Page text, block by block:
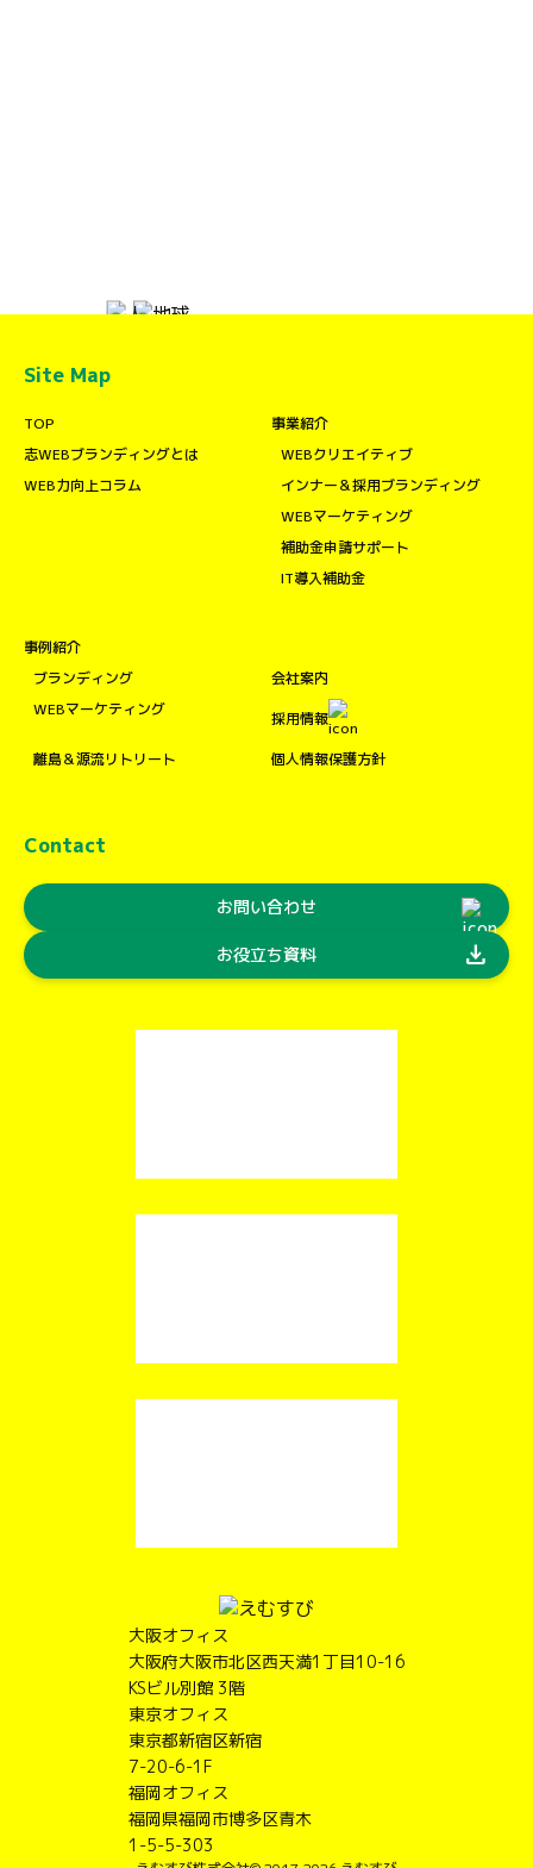
Site Map
TOP
志WEBブランディングとは
WEB力向上コラム
事業紹介
WEBクリエイティブ
インナー＆採用ブランディング
WEBマーケティング
補助金申請サポート
IT導入補助金
事例紹介
ブランディング
WEBマーケティング
離島＆源流リトリート
会社案内
採用情報
個人情報保護方針
Contact
お問い合わせ
お役立ち資料 download
大阪オフィス
大阪府大阪市北区西天満1丁目10-16
KSビル別館 3階
東京オフィス
東京都新宿区新宿
7-20-6-1F
福岡オフィス
福岡県福岡市博多区青木
1-5-5-303